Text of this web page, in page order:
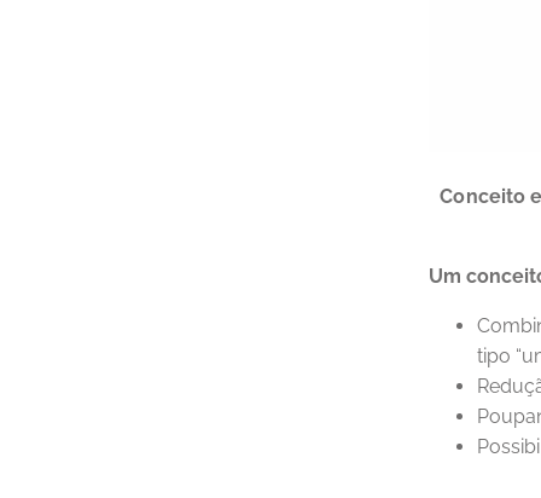
Conceito
Um
tipo